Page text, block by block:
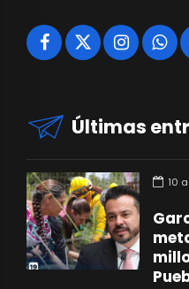
Últimas
10